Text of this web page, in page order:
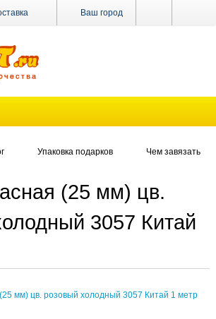
Ваш город
Новости
Упаковка подарков Чем завязать
(25 мм) цв.
3057 Китай